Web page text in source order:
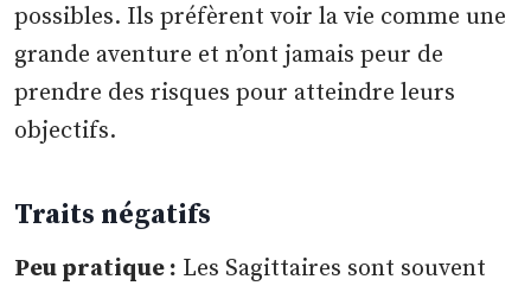
possibles. Ils préfèrent voir la vie comme une
grande aventure et n’ont jamais peur de
prendre des risques pour atteindre leurs
objectifs.
Traits négatifs
Peu pratique : Les Sagittaires sont souvent